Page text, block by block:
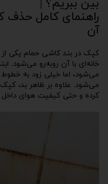
بین ببریم؟ |
راهنمای کامل حذف
آن
کپک در بند کاشی حمام یکی از
خانه‌ای با آن روبه‌رو می‌شود.
می‌شود، اما خیلی زود به خطوط
می‌شود. علاوه بر ظاهر بد،
کرده و حتی کیفیت هوای داخل